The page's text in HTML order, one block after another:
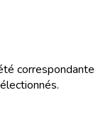
correspondante